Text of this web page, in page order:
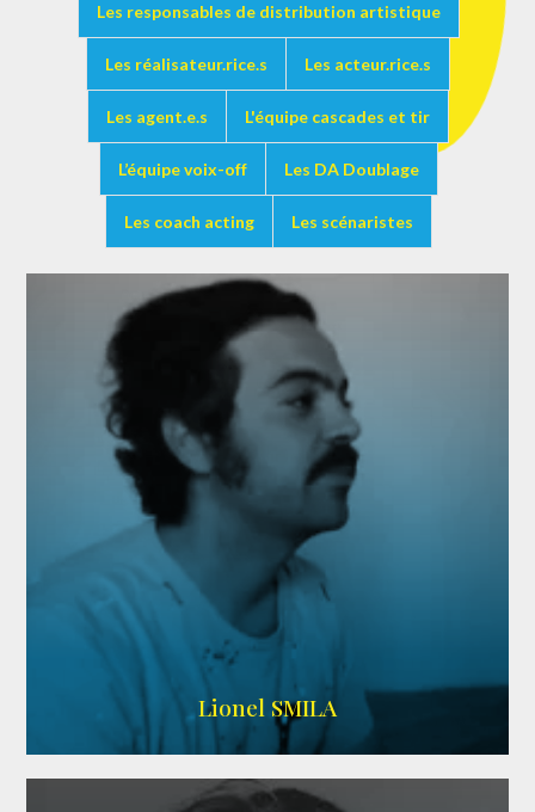
Les responsables de distribution artistique
Les réalisateur.rice.s Les acteur.rice.s
Les agent.e.s L'équipe cascades et tir
L’équipe voix-off Les DA Doublage
Les coach acting Les scénaristes
Lionel SMILA